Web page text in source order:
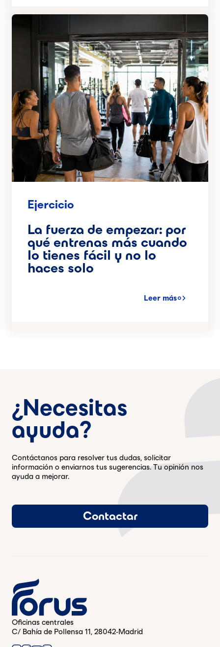
Ejercicio
La fuerza de empezar: por
qué entrenas más cuando
lo tienes fácil y no lo
haces solo
Leer más
¿Necesitas
ayuda?
Contáctanos para resolver tus dudas, solicitar
información o enviarnos tus sugerencias. Tu opinión nos
ayuda a mejorar.
Contactar
Oficinas centrales
C/ Bahía de Pollensa 11, 28042-Madrid